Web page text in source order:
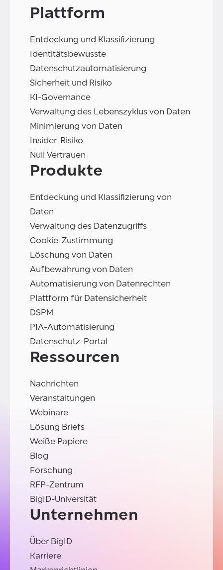
Plattform
Entdeckung und Klassifizierung
Identitätsbewusste
Datenschutzautomatisierung
Sicherheit und Risiko
KI-Governance
Verwaltung des Lebenszyklus von Daten
Minimierung von Daten
Insider-Risiko
Null Vertrauen
Produkte
Entdeckung und Klassifizierung von
Daten
Verwaltung des Datenzugriffs
Cookie-Zustimmung
Löschung von Daten
Aufbewahrung von Daten
Automatisierung von Datenrechten
Plattform für Datensicherheit
DSPM
PIA-Automatisierung
Datenschutz-Portal
Ressourcen
Nachrichten
Veranstaltungen
Webinare
Lösung Briefs
Weiße Papiere
Blog
Forschung
RFP-Zentrum
BigID-Universität
Unternehmen
Über BigID
Karriere